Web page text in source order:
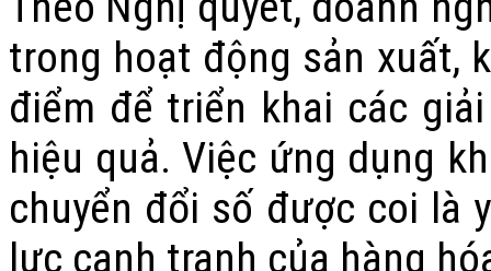
trong hoạt động sản xuất,
điểm để triển khai các
hiệu quả. Việc ứng dụng
chuyển đổi số được coi là
lực cạnh tranh của hàng